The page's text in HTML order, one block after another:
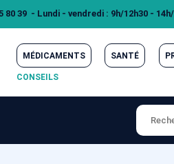
80 39 - Lundi - vendredi : 9h/12h30 -
MÉDICAMENTS SANTÉ
CONSEILS